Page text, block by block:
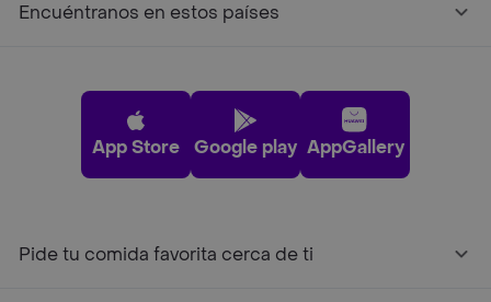
Encuéntranos en estos países
App Store Google play AppGallery
Pide tu comida favorita cerca de ti